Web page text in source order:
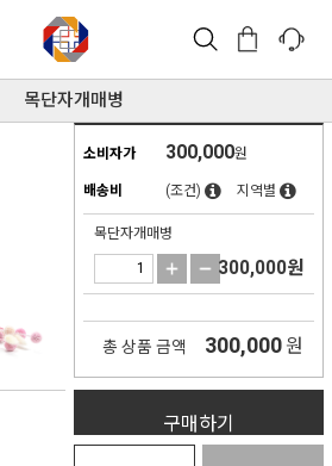
목단자개매병
소비자가 300,000원
배송비 (조건) 지역별
목단자개매병
300,000원
총 상품 금액 300,000 원
구매하기